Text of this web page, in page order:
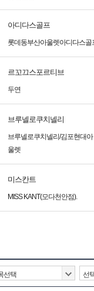
아디다스골프
롯데동부산아울렛아디다스골
르꼬끄스포르티브
두연
브루넬로쿠치넬리
브루넬로쿠치넬리/김포현대아
울렛
미스칸트
MISS KANT(모다천안점).